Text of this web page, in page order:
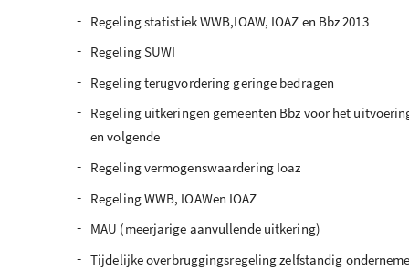
- Regeling statistiek WWB,IOAW, IOAZ en Bbz 2013
- Regeling SUWI
- Regeling terugvordering geringe bedragen
- Regeling uitkeringen gemeenten Bbz voor het
en volgende
- Regeling vermogenswaardering Ioaz
- Regeling WWB, IOAWen IOAZ
- MAU (meerjarige aanvullende uitkering)
- Tijdelijke overbruggingsregeling zelfstandig